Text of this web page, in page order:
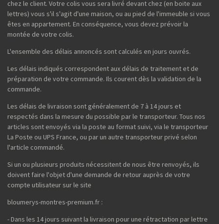
chez le client. Votre colis vous sera livré devant chez (en boite aux
lettres) vous s'il s'agit d'une maison, ou au pied de l'immeuble si vous
êtes en appartement. En conséquence, vous devez prévoir la
montée de votre colis.
L'ensemble des délais annoncés sont calculés en jours ouvrés.
Les délais indiqués correspondent aux délais de traitement et de
préparation de votre commande. Ils courent dès la validation de la
commande.
Les délais de livraison sont généralement de 7 à 14 jours et
respectés dans la mesure du possible par le transporteur. Tous nos
articles sont envoyés via la poste au format suivi, via le transporteur
La Poste ou UPS France, ou par un autre transporteur privé selon
l'article commandé.
Si un ou plusieurs produits nécessitent de nous être renvoyés, ils
doivent faire l'objet d'une demande de retour auprès de votre
compte utilisateur sur le site
bloumerys-montres-premium.fr :
- Dans les 14 jours suivant la livraison pour une rétractation par lettre